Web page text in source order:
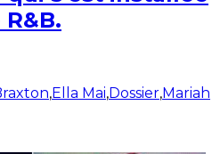
,Ella Mai,Dossier,Mariah